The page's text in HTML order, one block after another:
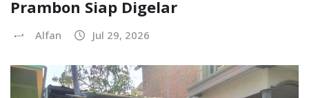
Prambon Siap Digelar
Alfan Jul 29, 2026